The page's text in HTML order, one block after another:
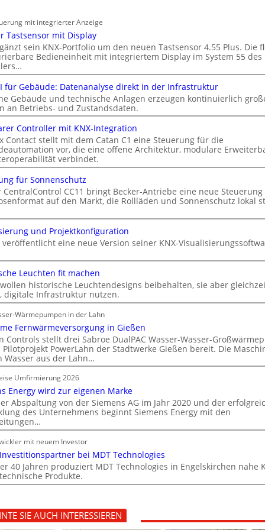
mit integrierter Anzeige
Tastsensor mit Display
sein KNX-Portfolio um den neuen Tastsensor 4.55 Plus. Die
Bedieneinheit mit integriertem Display im System 55 des
für Gebäude: Datenanalyse direkt in der Infrastruktur
Gebäude und technische Anlagen erzeugen kontinuierlich
an Betriebs- und Zustandsdaten.
Controller mit KNX-Integration
Contact stellt mit dem Catan C1 eine Steuerung für die
vor, die eine offene Architektur, modulare
verbindet.
für Sonnenschutz
CC11 bringt Becker-Antriebe eine neue Steuerung
auf den Markt, die Rollläden und Sonnenschutz lokal
und Projektkonfiguration
veröffentlicht eine neue Version seiner KNX-
Leuchten fit machen
historische Leuchtendesigns beibehalten, sie aber
digitale Infrastruktur nutzen.
Wärmepumpen in der Lahn
Fernwärmeversorgung in Gießen
Controls stellt drei Sabroe DualPAC Wasser-Wasser-
PowerLahn der Stadtwerke Gießen bereit. Die
Wasser aus der Lahn…
Umfirmierung 2026
Energy wird zur eigenen Marke
Abspaltung von der Siemens AG im Jahr 2020 und der
des Unternehmens beginnt Siemens Energy mit den
mit neuem Investor
bei MDT Technologies
40 Jahren produziert MDT Technologies in Engelskirchen nahe
Produkte.
SIE AUCH INTERESSIEREN